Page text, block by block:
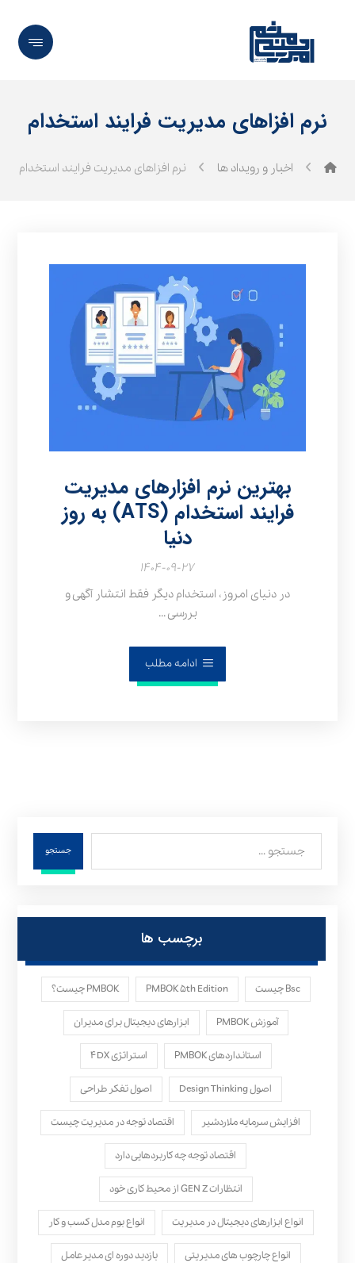
نرم افزاهای مدیریت فرایند استخدام
اخبار و رویداد ها نرم افزاهای مدیریت فرایند استخدام
بهترین نرم افزارهای مدیریت
فرایند استخدام (ATS) به‌ روز
دنیا
۱۴۰۴-۰۹-۲۷
در دنیای امروز، استخدام دیگر فقط انتشار آگهی و
بررسی ...
ادامه مطلب
جستجو
برچسب ها
Bsc چیست PMBOK ۵th Edition PMBOK چیست؟
آموزش PMBOK ابزارهای دیجیتال برای مدیران
استانداردهای PMBOK استراتژی ۴DX
اصول Design Thinking اصول تفکر طراحی
افزایش سرمایه ملاردشیر اقتصاد توجه در مدیریت چیست
اقتصاد توجه چه کاربردهایی دارد
انتظارات GEN Z از محیط کاری خود
انواع ابزارهای دیجیتال در مدیریت انواع بوم مدل کسب‌ و کار
انواع چارچوب های مدیریتی بازدید دوره ای مدیرعامل